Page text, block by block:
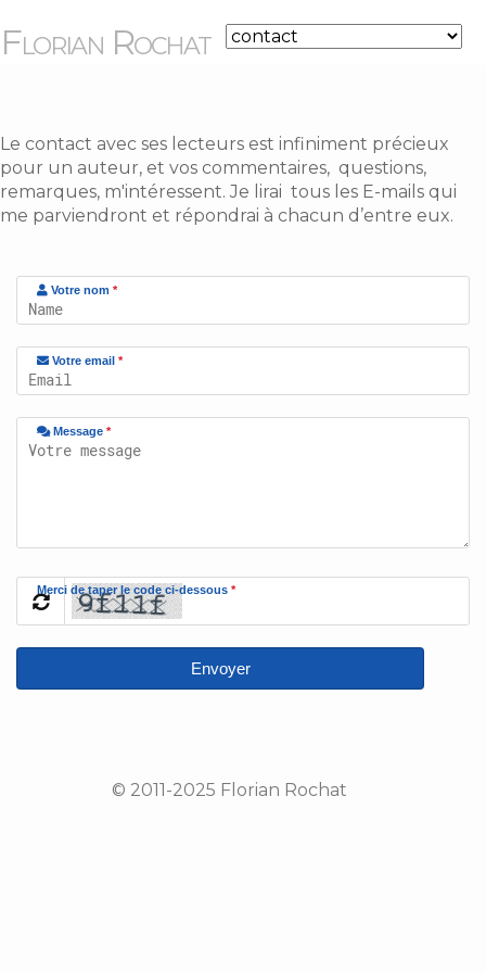
Florian Rochat
Le contact avec ses lecteurs est infiniment précieux
pour un auteur, et vos commentaires, questions,
remarques, m'intéressent. Je lirai tous les E-mails qui
me parviendront et répondrai à chacun d’entre eux.
Votre nom *
Votre email *
Message *
Merci de taper le code ci-dessous *
Envoyer
© 2011-2025 Florian Rochat